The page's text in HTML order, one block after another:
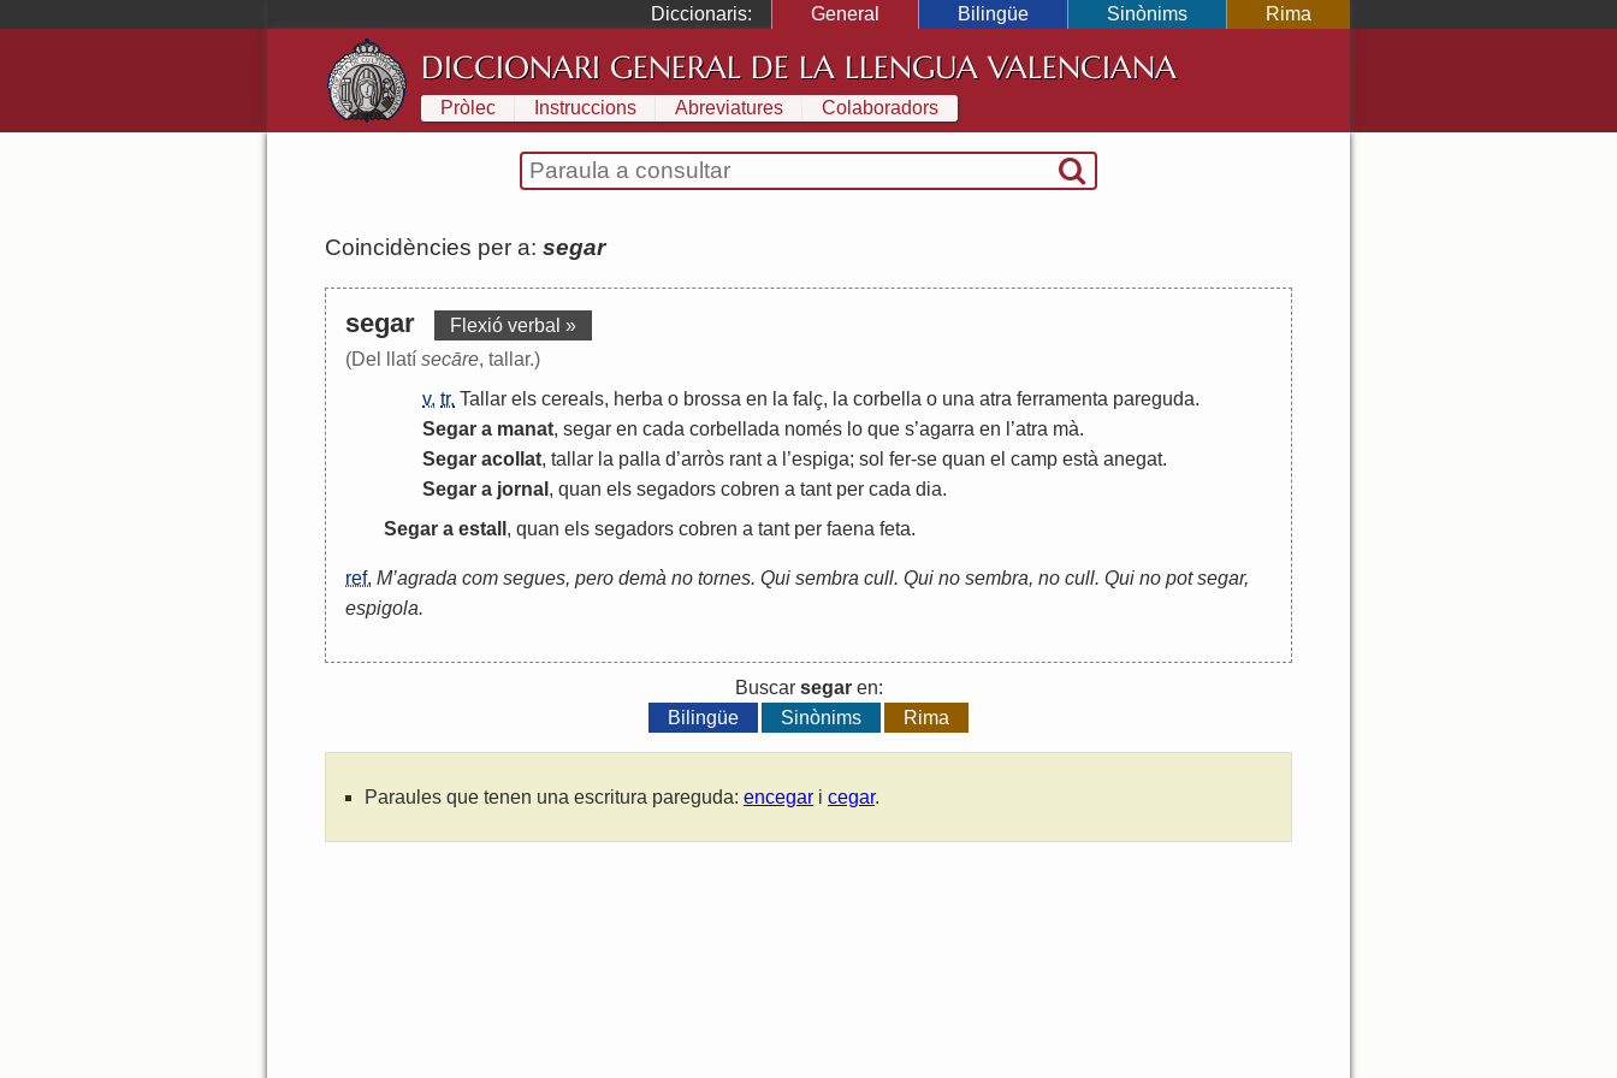
Diccionaris: General Bilingüe Sinònims Rima
DICCIONARI GENERAL DE LA LLENGUA VALENCIANA
Pròlec Instruccions Abreviatures Colaboradors
Coincidències per a: segar
segar
Flexió verbal »
(Del llatí secāre, tallar.)
v. tr. Tallar els cereals, herba o brossa en la falç, la corbella o una atra ferramenta pareguda.
Segar a manat, segar en cada corbellada només lo que s’agarra en ’atra mà.
Segar acollat, tallar la palla d’arròs rant a ’espiga; sol fer-se quan el camp està anegat.
Segar a jornal , quan els segadors cobren a tant per cada dia.
Segar a estall , quan els segadors cobren a tant per faena feta.
ref. M’agrada com segues, pero demà no tornes. Qui sembra cull. Qui no sembra, no cull. Qui no pot segar,
espigola.
Buscar segaren:
Bilingüe
Sinònims Rima
Paraules que tenen una escritura pareguda: encegar i cegar.